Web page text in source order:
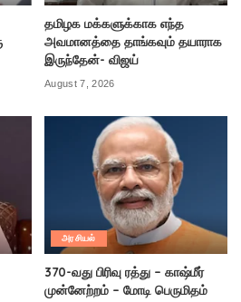
தமிழக மக்களுக்காக எந்த
அவமானத்தை தாங்கவும் தயாராக
இருந்தேன்- விஜய்
August 7, 2026
அரசியல்
370-வது பிரிவு ரத்து – காஷ்மீர்
முன்னேற்றம் – மோடி பெருமிதம்